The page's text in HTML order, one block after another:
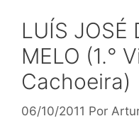
LUÍS JOSÉ
MELO (1.°
Cachoeira)
06/10/2011 Por